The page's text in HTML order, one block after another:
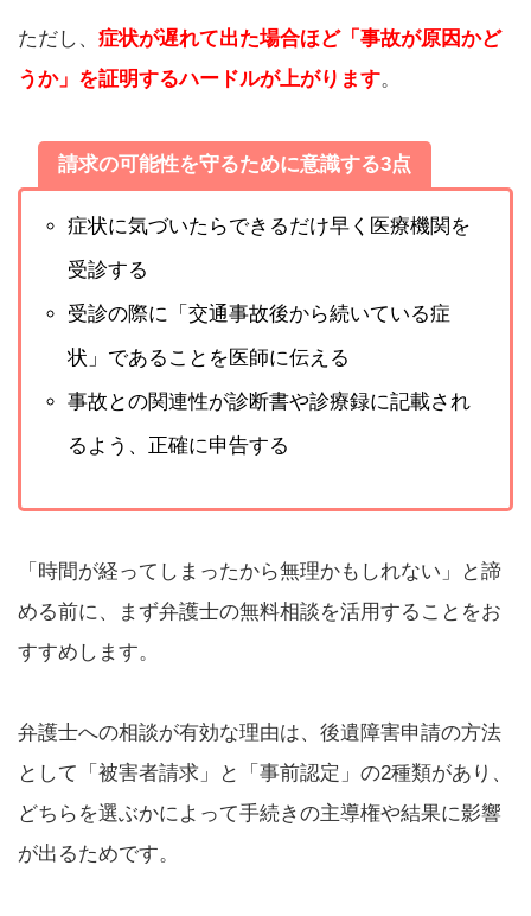
ただし、 症状が遅れて出た場合ほど「事故が原因かど
うか」を証明するハードルが上がります。
請求の可能性を守るために意識する3点
症状に気づいたらできるだけ早く医療機関を
受診する
受診の際に「交通事故後から続いている症
状」であることを医師に伝える
事故との関連性が診断書や診療録に記載され
るよう、正確に申告する
「時間が経ってしまったから無理かもしれない」と諦
める前に、まず弁護士の無料相談を活用することをお
すすめします。
弁護士への相談が有効な理由は、後遺障害申請の方法
として「被害者請求」と「事前認定」の2種類があり、
どちらを選ぶかによって手続きの主導権や結果に影響
が出るためです。